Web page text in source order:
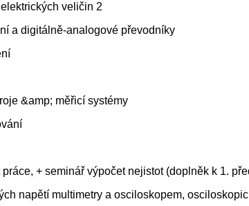
veličin 2
a digitálně-analogové převodníky
&amp; měřicí systémy
+ seminář výpočet nejistot (doplněk k 1.
napětí multimetry a osciloskopem,